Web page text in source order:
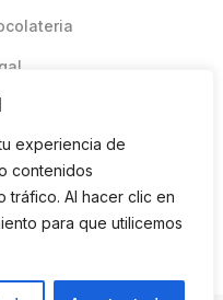
experiencia de
contenidos
tráfico. Al hacer clic en
para que utilicemos
Glovo